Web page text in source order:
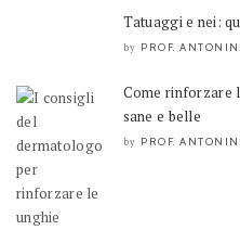
Tatuaggi e nei:
by PROF.
Come rinforzare
sane e belle
by PROF.